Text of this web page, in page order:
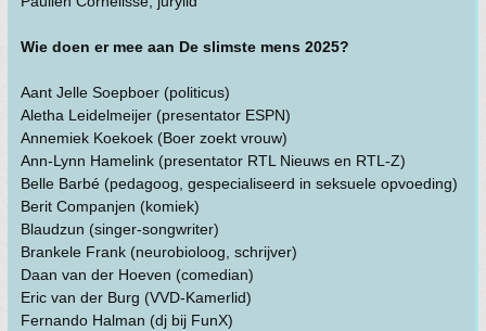
Wie doen er mee aan De slimste mens 2025?
Aant Jelle Soepboer (politicus)
Aletha Leidelmeijer (presentator ESPN)
Annemiek Koekoek (Boer zoekt vrouw)
Ann-Lynn Hamelink (presentator RTL Nieuws en RTL-Z)
Belle Barbé (pedagoog, gespecialiseerd in seksuele opvoeding)
Berit Companjen (komiek)
Blaudzun (singer-songwriter)
Brankele Frank (neurobioloog, schrijver)
Daan van der Hoeven (comedian)
Eric van der Burg (VVD-Kamerlid)
Fernando Halman (dj bij FunX)